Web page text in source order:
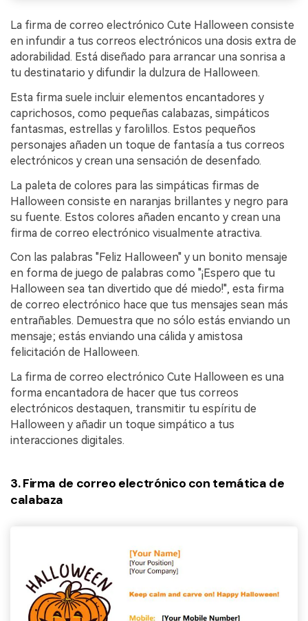
La firma de correo electrónico Cute Halloween consiste
en infundir a tus correos electrónicos una dosis extra de
adorabilidad. Está diseñado para arrancar una sonrisa a
tu destinatario y difundir la dulzura de Halloween.
Esta firma suele incluir elementos encantadores y
caprichosos, como pequeñas calabazas, simpáticos
fantasmas, estrellas y farolillos. Estos pequeños
personajes añaden un toque de fantasía a tus correos
electrónicos y crean una sensación de desenfado.
La paleta de colores para las simpáticas firmas de
Halloween consiste en naranjas brillantes y negro para
su fuente. Estos colores añaden encanto y crean una
firma de correo electrónico visualmente atractiva.
Con las palabras "Feliz Halloween" y un bonito mensaje
en forma de juego de palabras como "¡Espero que tu
Halloween sea tan divertido que dé miedo!", esta firma
de correo electrónico hace que tus mensajes sean más
entrañables. Demuestra que no sólo estás enviando un
mensaje; estás enviando una cálida y amistosa
felicitación de Halloween.
La firma de correo electrónico Cute Halloween es una
forma encantadora de hacer que tus correos
electrónicos destaquen, transmitir tu espíritu de
Halloween y añadir un toque simpático a tus
interacciones digitales.
3. Firma de correo electrónico con temática de
calabaza